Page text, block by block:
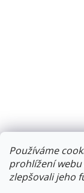
Používáme
prohlížení
zlepšovali jeho